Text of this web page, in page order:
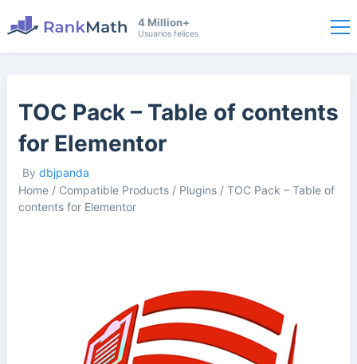
4 Million+
Usuarios felices
TOC Pack – Table of contents
for Elementor
By dbjpanda
Home/ Compatible Products/ Plugins/ TOC Pack – Table of
contents for Elementor